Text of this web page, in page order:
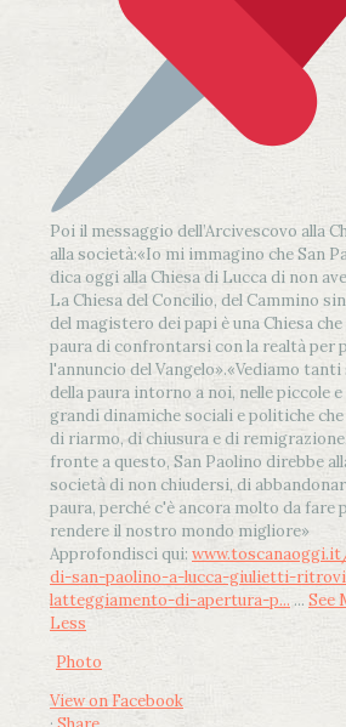
Poi il messaggio dell’Arcivescovo alla
alla società:«Io mi immagino che San
dica oggi alla Chiesa di Lucca di non
La Chiesa del Concilio, del Cammino
del magistero dei papi è una Chiesa che
paura di confrontarsi con la realtà per
l'annuncio del Vangelo».«Vediamo tanti
della paura intorno a noi, nelle piccole e
grandi dinamiche sociali e politiche
di riarmo, di chiusura e di
fronte a questo, San Paolino direbbe
società di non chiudersi, di
paura, perché c'è ancora molto da fare
rendere il nostro mondo migliore»
Approfondisci qui:
di-san-paolino-a-lucca-giulietti-
latteggiamento-di-apertura-p... ... See
Less
Photo
View on Facebook